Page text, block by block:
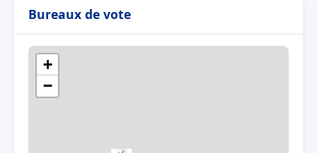
Bureaux de vote
+
−